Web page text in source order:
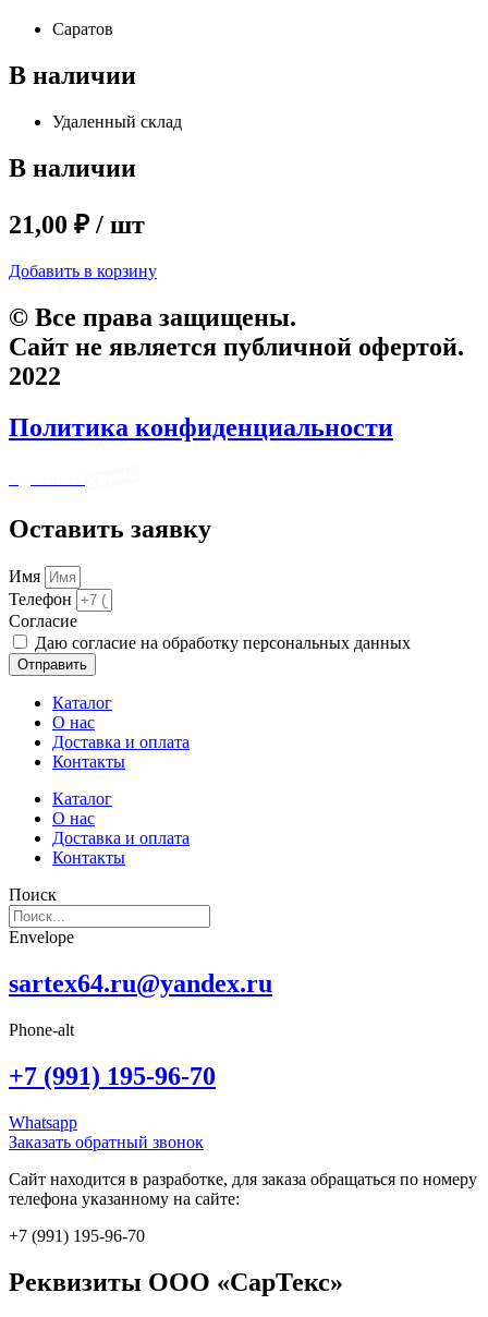
Саратов
В наличии
Удаленный склад
В наличии
21,00 ₽ / шт
Добавить в корзину
© Все права защищены.
Сайт не является публичной офертой.
2022
Политика конфиденциальности
Оставить заявку
Имя
Телефон
Cогласие
Даю согласие на обработку персональных данных
Отправить
Каталог
О нас
Доставка и оплата
Контакты
Каталог
О нас
Доставка и оплата
Контакты
Поиск
Envelope
sartex64.ru@yandex.ru
Phone-alt
+7 (991) 195-96-70
Whatsapp
Заказать обратный звонок
Сайт находится в разработке, для заказа обращаться по номеру
телефона указанному на сайте:
+7 (991) 195-96-70
Реквизиты ООО «СарТекс»